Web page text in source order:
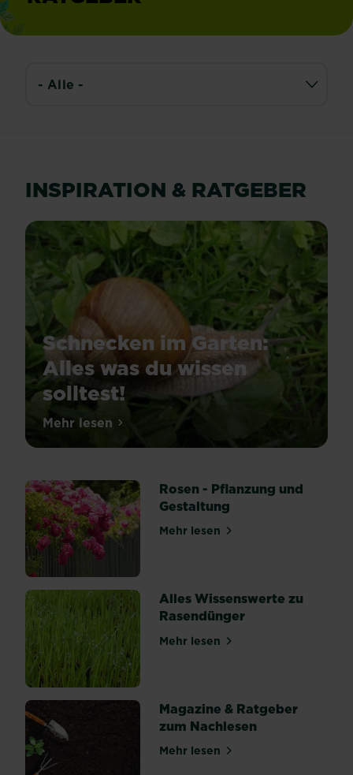
INSPIRATION & RATGEBER
Schnecken im Garten:
Alles was du wissen
solltest!
Schnecken
sind
in
nicht
gern
gesehen.
Die
Übeltäter
kriechen
deine
Beete
und
machen
über
deine
Pflanzen
und
Ernte
In
vielen
Fällen
können
Mehr lesenüber Schnecken im Garten: Alles was du
Rosen - Pflanzung und
Gestaltung
Mehr lesenüber Rosen - Pflanzung
Alles Wissenswerte zu
Rasendünger
Mehr lesenüber Alles Wissenswerte
Magazine & Ratgeber
zum Nachlesen
Mehr lesenüber Magazine & Ratgeber